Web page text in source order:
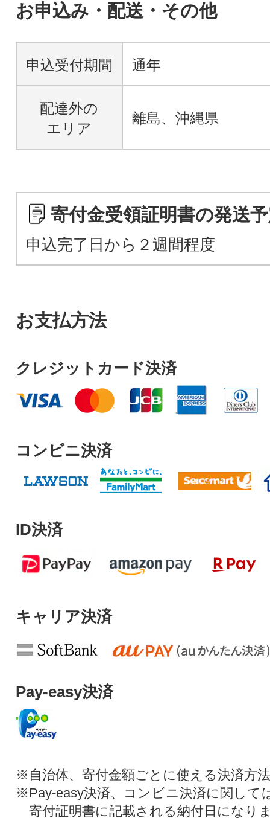
お申込み・配送・その他
申込受付期間 通年
配達外の
エリア
離島、沖縄県
寄付金受領証明書の発送
申込完了日から２週間程度
お支払方法
クレジットカード決済
コンビニ決済
ID決済
キャリア決済
Pay-easy決済
※自治体、寄付金額ごとに使える決済方
※Pay-easy決済、コンビニ決済に関して
寄付証明書に記載される納付日になり